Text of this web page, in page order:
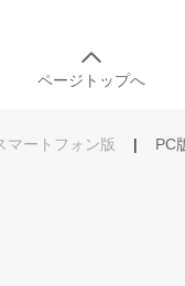
ページトップへ
マートフォン版 | PC